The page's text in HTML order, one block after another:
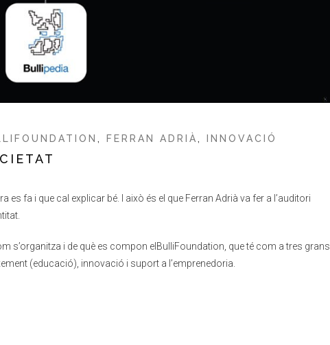
, FERRAN ADRIÀ , INNOVACIÓ
es fa i que cal explicar bé. I això és el que Ferran Adrià va fer a l’auditori
s’organitza i de què es compon elBulliFoundation, que té com a tres grans
(educació), innovació i suport a l’emprenedoria.